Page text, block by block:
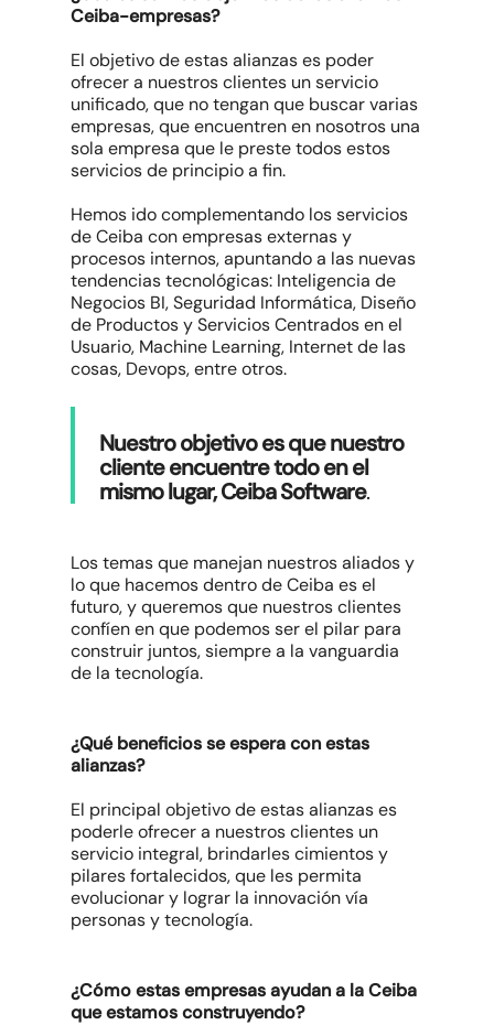
Ceiba-empresas?
El objetivo de estas alianzas es poder
ofrecer a nuestros clientes un servicio
unificado, que no tengan que buscar varias
empresas, que encuentren en nosotros una
sola empresa que le preste todos estos
servicios de principio a fin.
Hemos ido complementando los servicios
de Ceiba con empresas externas y
procesos internos, apuntando a las nuevas
tendencias tecnológicas: Inteligencia de
Negocios BI, Seguridad Informática, Diseño
de Productos y Servicios Centrados en el
Usuario, Machine Learning, Internet de las
cosas, Devops, entre otros.
Nuestro objetivo es que nuestro
cliente encuentre todo en el
mismo lugar, Ceiba Software.
Los temas que manejan nuestros aliados y
lo que hacemos dentro de Ceiba es el
futuro, y queremos que nuestros clientes
confíen en que podemos ser el pilar para
construir juntos, siempre a la vanguardia
de la tecnología.
¿Qué beneficios se espera con estas
alianzas?
El principal objetivo de estas alianzas es
poderle ofrecer a nuestros clientes un
servicio integral, brindarles cimientos y
pilares fortalecidos, que les permita
evolucionar y lograr la innovación vía
personas y tecnología.
¿Cómo estas empresas ayudan a la Ceiba
que estamos construyendo?